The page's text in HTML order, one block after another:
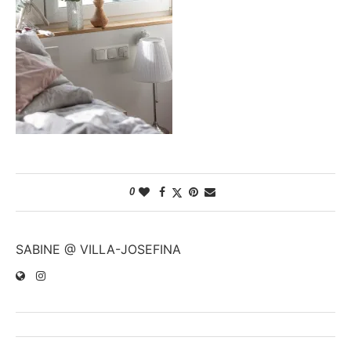
0
SABINE @ VILLA-JOSEFINA